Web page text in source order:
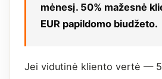
mėnesį. 50% mažesnė
EUR papildomo biudžeto.
Jei vidutinė kliento vertė —